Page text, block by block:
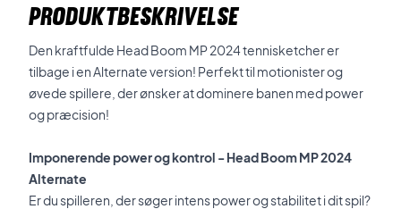
PRODUKTBESKRIVELSE
Den kraftfulde Head Boom MP 2024 tennisketcher er
tilbage i en Alternate version! Perfekt til motionister og
øvede spillere, der ønsker at dominere banen med power
og præcision!
Imponerende power og kontrol - Head Boom MP 2024
Alternate
Er du spilleren, der søger intens power og stabilitet i dit spil?